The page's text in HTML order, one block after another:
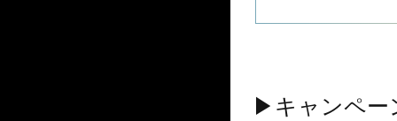
▶キャンペー